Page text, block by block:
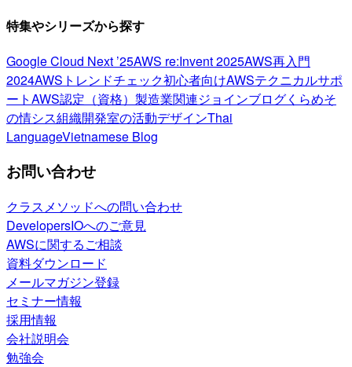
特集やシリーズから探す
Google Cloud Next ’25AWS re:Invent 2025AWS再入門
2024AWSトレンドチェック初心者向けAWSテクニカルサポ
ートAWS認定（資格） 製造業関連ジョインブログくらめそ
の情シス組織開発室の活動デザインThai
LanguageVietnamese Blog
お問い合わせ
クラスメソッドへの問い合わせ
DevelopersIOへのご意見
AWSに関するご相談
資料ダウンロード
メールマガジン登録
セミナー情報
採用情報
会社説明会
勉強会